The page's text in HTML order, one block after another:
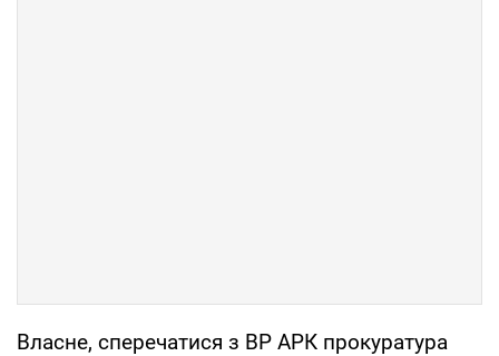
Власне, сперечатися з ВР АРК прокуратура